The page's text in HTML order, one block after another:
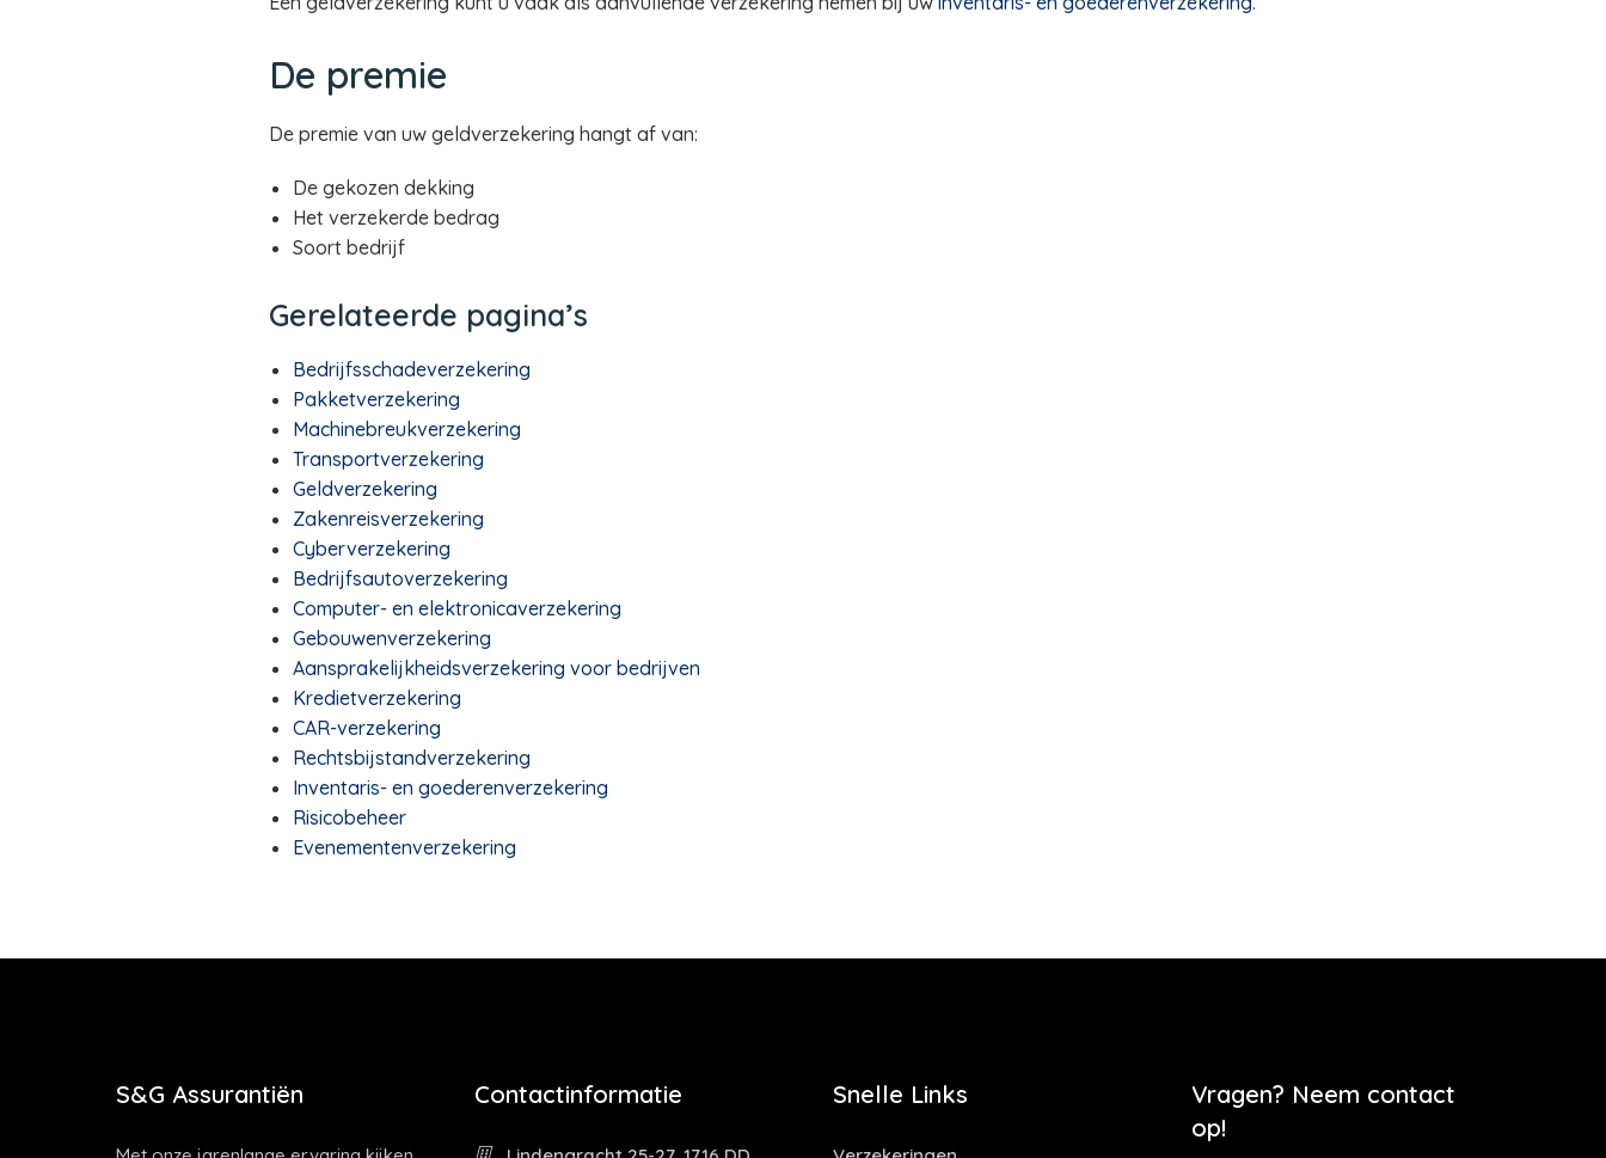
De premie
De premie van uw geldverzekering hangt af van:
De gekozen dekking
Het verzekerde bedrag
Soort bedrijf
Gerelateerde pagina’s
Bedrijfsschadeverzekering
Pakketverzekering
Machinebreukverzekering
Transportverzekering
Geldverzekering
Zakenreisverzekering
Cyberverzekering
Bedrijfsautoverzekering
Computer- en elektronicaverzekering
Gebouwenverzekering
Aansprakelijkheidsverzekering voor bedrijven
Kredietverzekering
CAR-verzekering
Rechtsbijstandverzekering
Inventaris- en goederenverzekering
Risicobeheer
Evenementenverzekering
S&G Assurantiën Contactinformatie Snelle Links
Vragen? Neem contact
op!